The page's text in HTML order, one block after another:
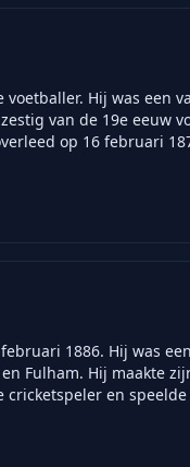
voetballer. Hij was een
van de 19e eeuw
op 16 februari
1886. Hij was
Fulham. Hij maakte
en speelde